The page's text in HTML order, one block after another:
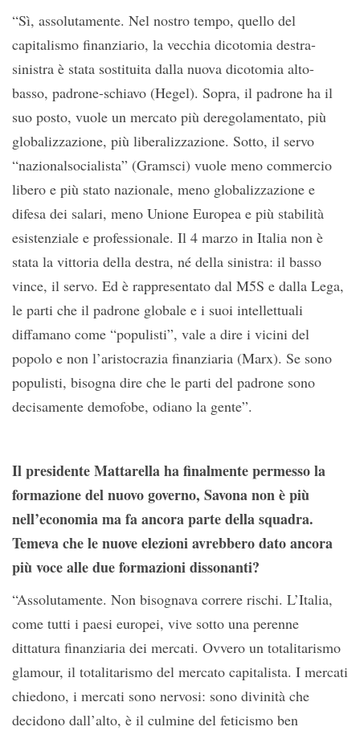
“Sì, assolutamente. Nel nostro tempo, quello del
capitalismo finanziario, la vecchia dicotomia destra-
sinistra è stata sostituita dalla nuova dicotomia alto-
basso, padrone-schiavo (Hegel). Sopra, il padrone ha il
suo posto, vuole un mercato più deregolamentato, più
globalizzazione, più liberalizzazione. Sotto, il servo
“nazionalsocialista” (Gramsci) vuole meno commercio
libero e più stato nazionale, meno globalizzazione e
difesa dei salari, meno Unione Europea e più stabilità
esistenziale e professionale. Il 4 marzo in Italia non è
stata la vittoria della destra, né della sinistra: il basso
vince, il servo. Ed è rappresentato dal M5S e dalla Lega,
le parti che il padrone globale e i suoi intellettuali
diffamano come “populisti”, vale a dire i vicini del
popolo e non l’aristocrazia finanziaria (Marx). Se sono
populisti, bisogna dire che le parti del padrone sono
decisamente demofobe, odiano la gente”.
Il presidente Mattarella ha finalmente permesso la
formazione del nuovo governo, Savona non è più
nell’economia ma fa ancora parte della squadra.
Temeva che le nuove elezioni avrebbero dato ancora
più voce alle due formazioni dissonanti?
“Assolutamente. Non bisognava correre rischi. L’Italia,
come tutti i paesi europei, vive sotto una perenne
dittatura finanziaria dei mercati. Ovvero un totalitarismo
glamour, il totalitarismo del mercato capitalista. I mercati
chiedono, i mercati sono nervosi: sono divinità che
decidono dall’alto, è il culmine del feticismo ben